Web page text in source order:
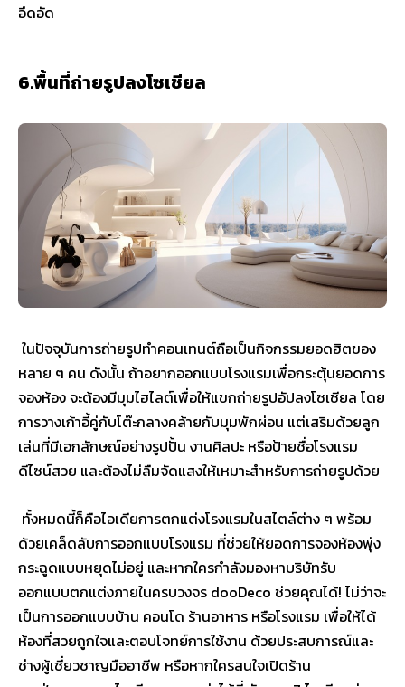
อึดอัด
6.พื้นที่ถ่ายรูปลงโซเชียล
ในปัจจุบันการถ่ายรูปทำคอนเทนต์ถือเป็นกิจกรรมยอดฮิตของ
หลาย ๆ คน ดังนั้น ถ้าอยากออกแบบโรงแรมเพื่อกระตุ้นยอดการ
จองห้อง จะต้องมีมุมไฮไลต์เพื่อให้แขกถ่ายรูปอัปลงโซเชียล โดย
การวางเก้าอี้คู่กับโต๊ะกลางคล้ายกับมุมพักผ่อน แต่เสริมด้วยลูก
เล่นที่มีเอกลักษณ์อย่างรูปปั้น งานศิลปะ หรือป้ายชื่อโรงแรม
ดีไซน์สวย และต้องไม่ลืมจัดแสงให้เหมาะสำหรับการถ่ายรูปด้วย
ทั้งหมดนี้ก็คือไอเดียการตกแต่งโรงแรมในสไตล์ต่าง ๆ พร้อม
ด้วยเคล็ดลับการออกแบบโรงแรม ที่ช่วยให้ยอดการจองห้องพุ่ง
กระฉูดแบบหยุดไม่อยู่ และหากใครกำลังมองหาบริษัทรับ
ออกแบบตกแต่งภายในครบวงจร dooDeco ช่วยคุณได้! ไม่ว่าจะ
เป็นการออกแบบบ้าน คอนโด ร้านอาหาร หรือโรงแรม เพื่อให้ได้
ห้องที่สวยถูกใจและตอบโจทย์การใช้งาน ด้วยประสบการณ์และ
ช่างผู้เชี่ยวชาญมืออาชีพ หรือหากใครสนใจเปิดร้าน